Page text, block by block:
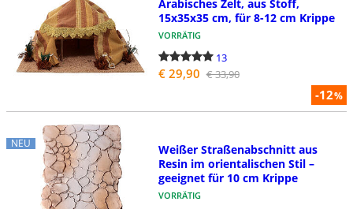
-12%
Arabisches Zelt, aus Stoff,
15x35x35 cm, für 8-12 cm Krippe
VORRÄTIG
13
€ 29,90 € 33,90
NEU
Weißer Straßenabschnitt aus
Resin im orientalischen Stil –
geeignet für 10 cm Krippe
VORRÄTIG